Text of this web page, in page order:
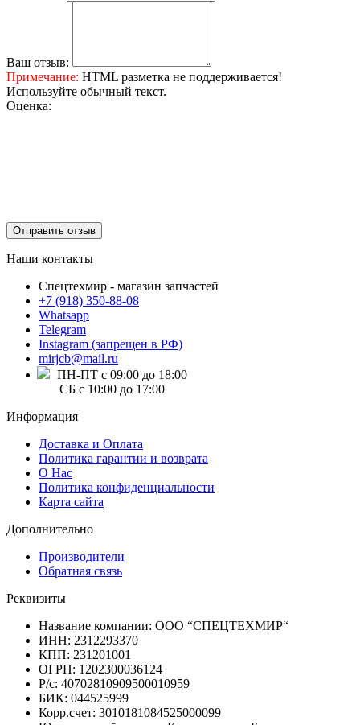
Ваш отзыв:
Примечание: HTML разметка не поддерживается!
Используйте обычный текст.
Оценка:
Отправить отзыв
Наши контакты
Спецтехмир - магазин запчастей
+7 (918) 350-88-08
Whatsapp
Telegram
Instagram (запрещен в РФ)
mirjcb@mail.ru
ПН-ПТ с 09:00 до 18:00
СБ с 10:00 до 17:00
Информация
Доставка и Оплата
Политика гарантии и возврата
О Нас
Политика конфиденциальности
Карта сайта
Дополнительно
Производители
Обратная связь
Реквизиты
Название компании: ООО “СПЕЦТЕХМИР“
ИНН: 2312293370
КПП: 231201001
ОГРН: 1202300036124
Р/с: 40702810909500010959
БИК: 044525999
Корр.счет: 3010181084525000099